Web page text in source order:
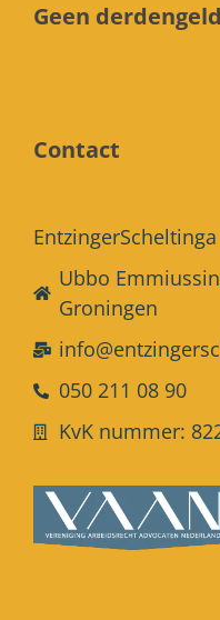
Geen
Contact
Ubbo
Groningen
050 211 08 90
KvK nummer: